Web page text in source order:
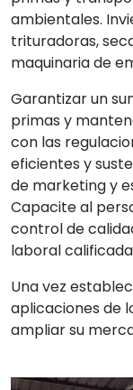
ambientales.
trituradoras,
maquinaria de
Garantizar un
primas y
con las
eficientes y
de marketing y
Capacite al
control de
laboral
Una vez
aplicaciones de
ampliar su